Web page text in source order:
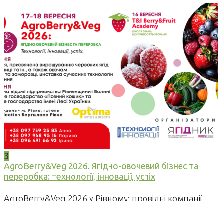
3
AgroBerry&Veg 2026. Ягідно-овочевий бізнес та
переробка: технології, інновації, успіх
AgroBerry&Veg 2026 у Рівному: провідні компанії